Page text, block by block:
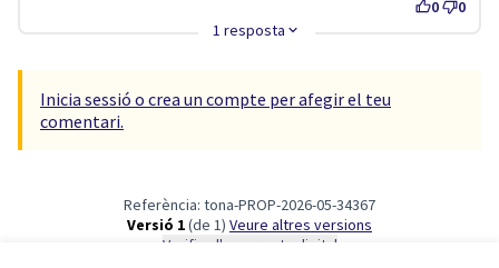
0
0
1 resposta
Inicia sessió o crea un compte per afegir el teu
comentari.
Referència: tona-PROP-2026-05-34367
Versió 1(de 1)
veure altres versions
Verifica l'empremta digital